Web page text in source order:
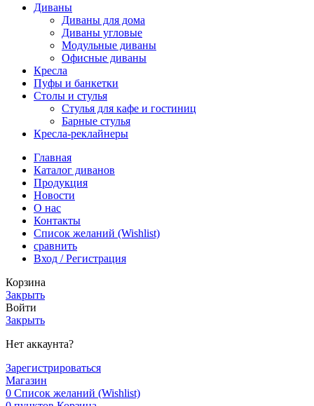
Диваны
Диваны для дома
Диваны угловые
Модульные диваны
Офисные диваны
Кресла
Пуфы и банкетки
Столы и стулья
Стулья для кафе и гостиниц
Барные стулья
Кресла-реклайнеры
Главная
Каталог диванов
Продукция
Новости
О нас
Контакты
Список желаний (Wishlist)
сравнить
Вход / Регистрация
Корзина
Закрыть
Войти
Закрыть
Нет аккаунта?
Зарегистрироваться
Магазин
0 Список желаний (Wishlist)